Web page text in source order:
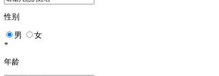
性别
男
女
*
年龄